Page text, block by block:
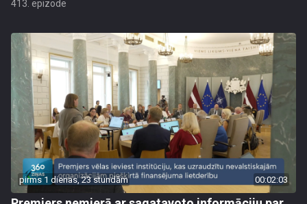
413. epizode
pirms 1 dienas, 23 stundām 00:02:03